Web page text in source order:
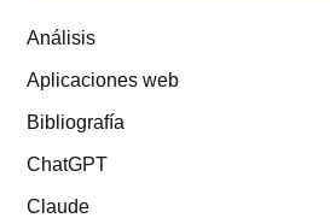
Análisis
Aplicaciones web
Bibliografía
ChatGPT
Claude